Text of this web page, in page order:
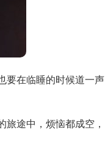
要在临睡的时候道一声
途中，烦恼都成空，